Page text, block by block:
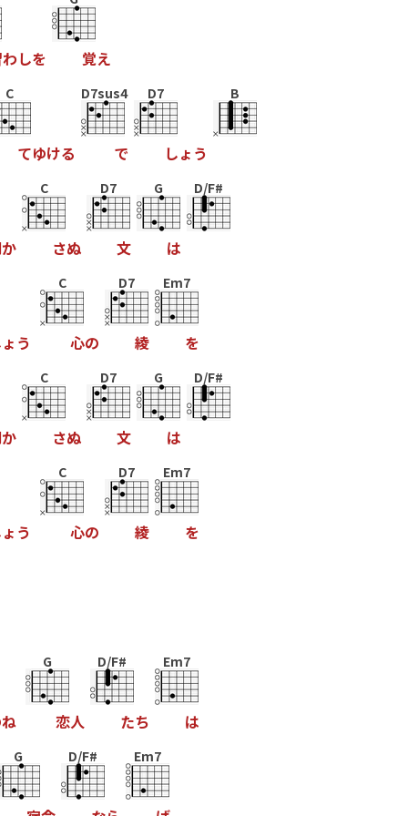
わしを 覚え
C
てゆける
D7sus4
で
D7
しょ う
B
か
C
さぬ
D7
文
G
は
D/F#
ょ う
C
心の
D7
綾
Em7
を
か
C
さぬ
D7
文
G
は
D/F#
ょ う
C
心の
D7
綾
Em7
を
ね
G
恋人
D/F#
たち
Em7
は
G D/F# Em7